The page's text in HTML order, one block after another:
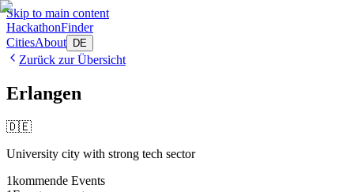
Skip to main content
HackathonFinder
CitiesAbout DE
Zurück zur Übersicht
Erlangen
🇩🇪
University city with strong tech sector
1kommende Events